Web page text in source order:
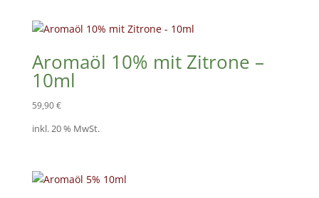
Aromaöl 10% mit Zitrone –
10ml
59,90€
inkl. 20 % MwSt.